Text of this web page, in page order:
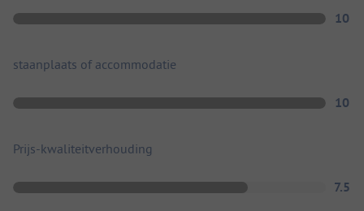
10
staanplaats of accommodatie
10
Prijs-kwaliteitverhouding
7.5